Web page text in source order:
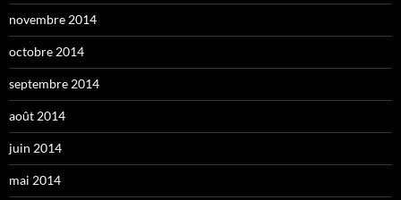
novembre 2014
octobre 2014
septembre 2014
août 2014
juin 2014
mai 2014